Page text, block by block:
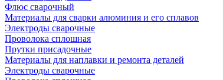
Флюс сварочный
Материалы для сварки алюминия и его сплавов
Электроды сварочные
Проволока сплошная
Прутки присадочные
Материалы для наплавки и ремонта деталей
Электроды сварочные